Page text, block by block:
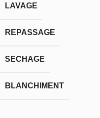
LAVAGE
REPASSAGE
SECHAGE
BLANCHIMENT